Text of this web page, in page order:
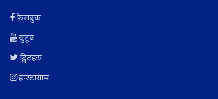
फेसबुक
युटूब
ट्विटहरु
इन्स्टाग्राम